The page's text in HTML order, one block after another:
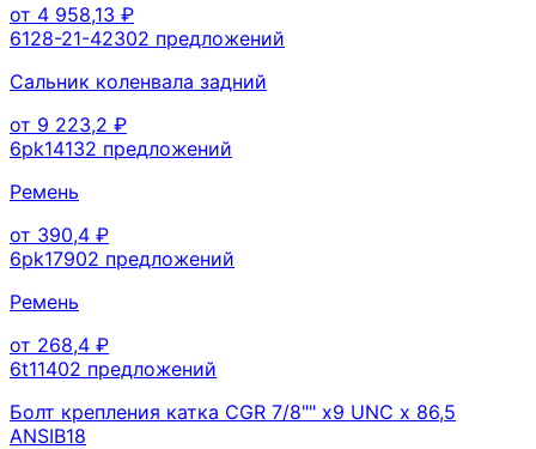
от 4 958,13 ₽
6128-21-42302 предложений
Сальник коленвала задний
от 9 223,2 ₽
6pk14132 предложений
Ремень
от 390,4 ₽
6pk17902 предложений
Ремень
от 268,4 ₽
6t11402 предложений
Болт крепления катка CGR 7/8"" x9 UNC x 86,5
ANSIB18